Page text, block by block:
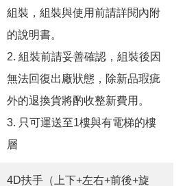
組裝，組裝與使用前請詳閱內附
的說明書。
2. 組裝前請妥善確認，組裝後因
無法回復出廠狀態，除新品瑕疵
外的退換貨將酌收整新費用。
3. 只可運送至1樓與有電梯的樓
層
4D扶手（上下+左右+前後+旋